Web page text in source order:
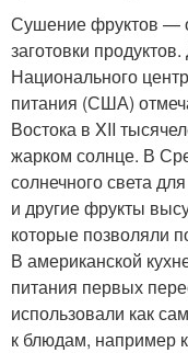
Сушение фруктов —
заготовки
Национального
питания (США)
Востока в XII
жарком солнце. В
солнечного света
и другие фрукты
которые позволяли
В американской
питания первых
использовали как
к блюдам, например